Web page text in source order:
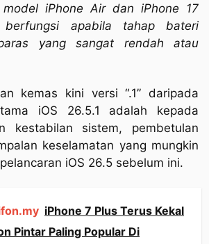
iPhone Air dan iPhone 17
apabila tahap bateri
yang sangat rendah atau
kemas kini versi “.1” daripada
iOS 26.5.1 adalah kepada
kestabilan sistem, pembetulan
keselamatan yang mungkin
iOS 26.5 sebelum ini.
iPhone 7 Plus Terus Kekal
Pintar Paling Popular Di